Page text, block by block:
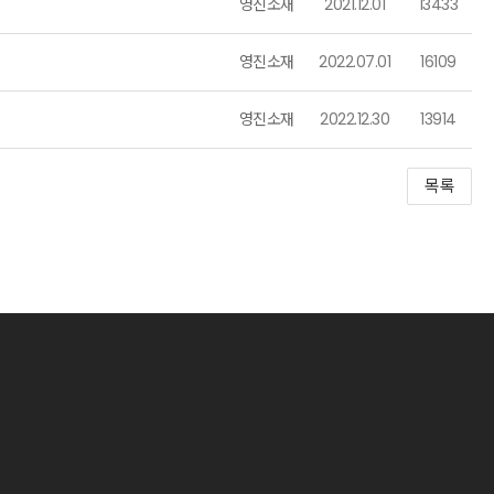
영진소재 2021.12.01 13433
영진소재 2022.07.01 16109
영진소재 2022.12.30 13914
목록